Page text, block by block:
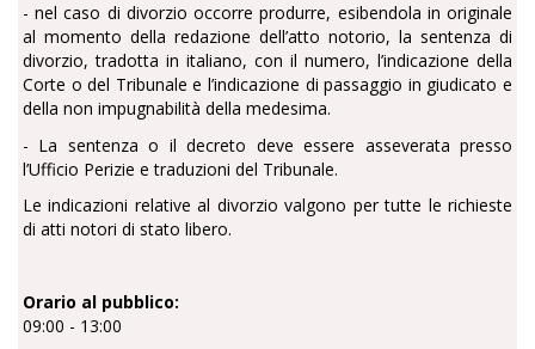
- nel caso di divorzio occorre produrre, esibendola in originale
al momento della redazione dell’atto notorio, la sentenza di
divorzio, tradotta in italiano, con il numero, l’indicazione della
Corte o del Tribunale e l’indicazione di passaggio in giudicato e
della non impugnabilità della medesima.
- La sentenza o il decreto deve essere asseverata presso
l’Ufficio Perizie e traduzioni del Tribunale.
Le indicazioni relative al divorzio valgono per tutte le richieste
di atti notori di stato libero.
Orario al pubblico:
09:00 - 13:00